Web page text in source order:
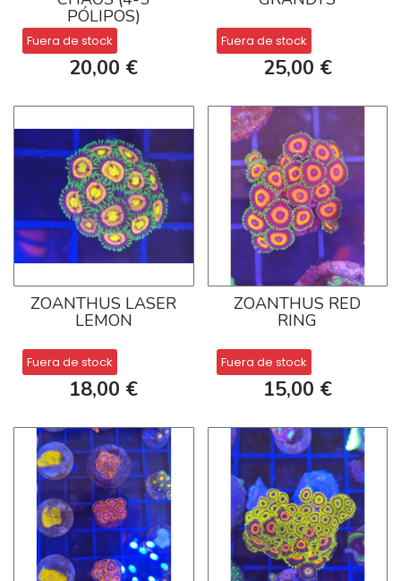
PÓLIPOS)
Fuera de stock
20,00 €
Fuera de stock
25,00 €
ZOANTHUS LASER
LEMON
Fuera de stock
18,00 €
ZOANTHUS RED
RING
Fuera de stock
15,00 €